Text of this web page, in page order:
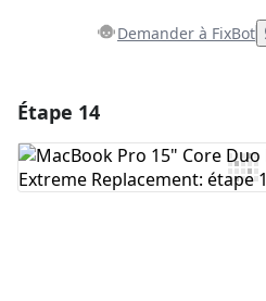
Demander à FixBot
Ajouter un commentaire
Étape 14